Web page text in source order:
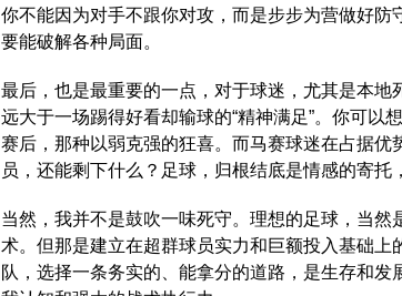
你不能因为对手不跟你对攻，而是步步为营做好防
要能破解各种局面。
最后，也是最重要的一点，对于球迷，尤其是本地
远大于一场踢得好看却输球的“精神满足”。你可以
赛后，那种以弱克强的狂喜。而马赛球迷在占据
员，还能剩下什么？足球，归根结底是情感的寄托
当然，我并不是鼓吹一味死守。理想的足球，当
术。但那是建立在超群球员实力和巨额投入基础
队，选择一条务实的、能拿分的道路，是生存和发